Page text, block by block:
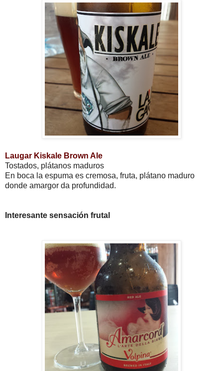
Laugar Kiskale Brown Ale
Tostados, plátanos maduros
En boca la espuma es cremosa, fruta, plátano maduro
donde amargor da profundidad.
Interesante sensación frutal